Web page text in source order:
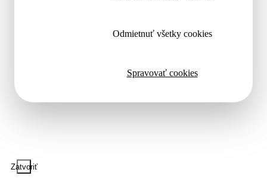
Odmietnuť všetky cookies
Spravovať cookies
Zatvoriť